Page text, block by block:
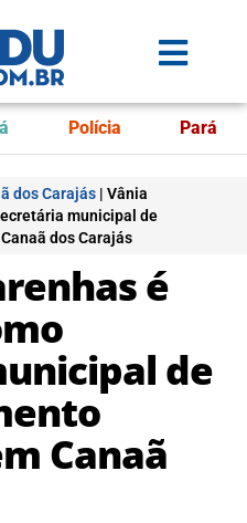
Polícia Pará
dos Carajás | Vânia
municipal de
dos Carajás
é
de
Canaã